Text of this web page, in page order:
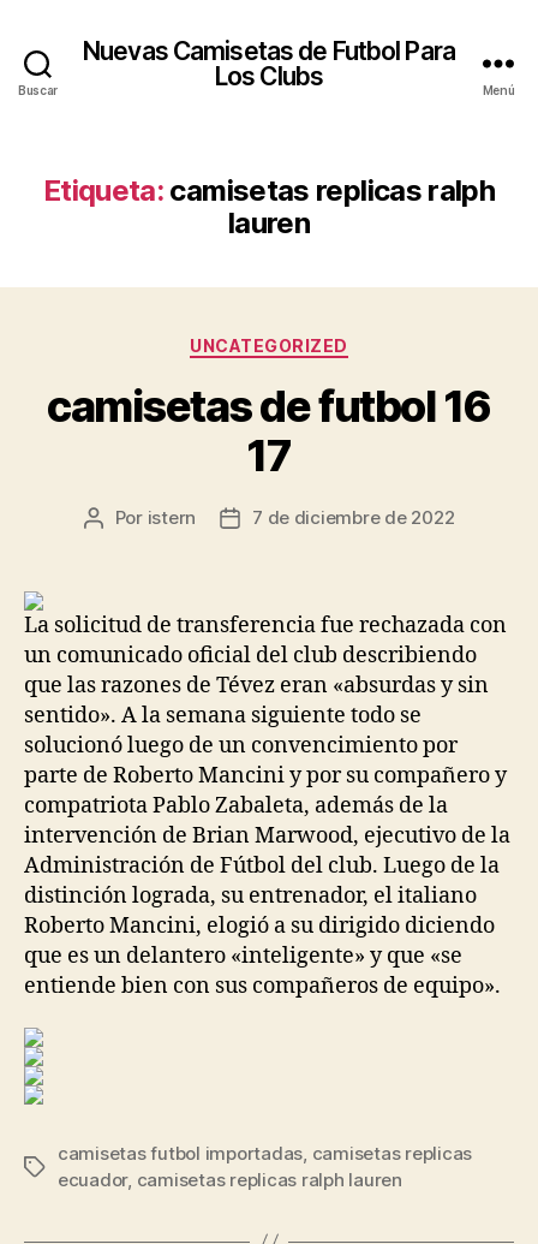
Buscar
Nuevas Camisetas de Futbol Para
Los Clubs
Menú
Etiqueta: camisetas replicas ralph
lauren
Categorías
UNCATEGORIZED
camisetas de futbol 16
17
Autor
Por istern
Fecha7 de diciembre de 2022
La solicitud de transferencia fue rechazada con
un comunicado oficial del club describiendo
que las razones de Tévez eran «absurdas y sin
sentido». A la semana siguiente todo se
solucionó luego de un convencimiento por
parte de Roberto Mancini y por su compañero y
compatriota Pablo Zabaleta, además de la
intervención de Brian Marwood, ejecutivo de la
Administración de Fútbol del club. Luego de la
distinción lograda, su entrenador, el italiano
Roberto Mancini, elogió a su dirigido diciendo
que es un delantero «inteligente» y que «se
entiende bien con sus compañeros de equipo».
Etiquetas
camisetas futbol importadas, camisetas replicas
ecuador, camisetas replicas ralph lauren